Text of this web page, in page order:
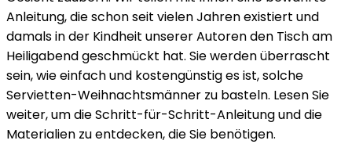
Anleitung, die schon seit vielen Jahren existiert und
damals in der Kindheit unserer Autoren den Tisch am
Heiligabend geschmückt hat. Sie werden überrascht
sein, wie einfach und kostengünstig es ist, solche
Servietten-Weihnachtsmänner zu basteln. Lesen Sie
weiter, um die Schritt-für-Schritt-Anleitung und die
Materialien zu entdecken, die Sie benötigen.